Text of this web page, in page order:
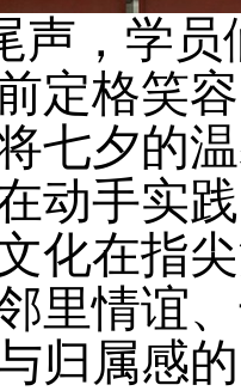
声，学
定格笑
七夕的
动手实
化在指
里情谊
归属感